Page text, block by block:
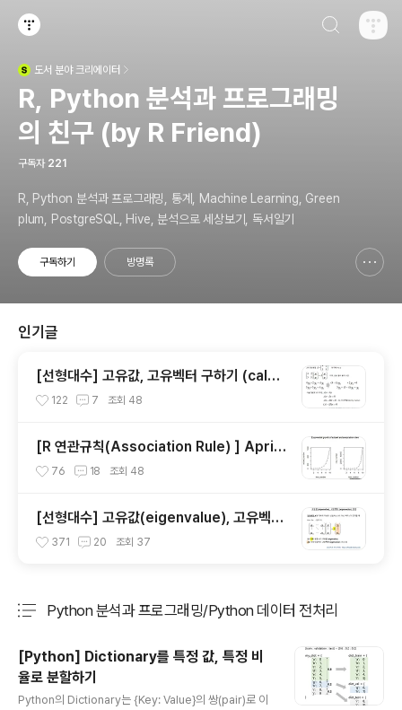
도서 분야 크리에이터
R, Python 분석과 프로그래밍
의 친구 (by R Friend)
구독자 221
R, Python 분석과 프로그래밍, 통계, Machine Learning, Green
plum, PostgreSQL, Hive, 분석으로 세상보기, 독서일기
구독하기 방명록
인기글
[선형대수] 고유값, 고유벡터 구하기 (calcul
ation of eigenvalue and eigenvecto
122 7 조회 48
[R 연관규칙(Association Rule) ] Aprio
ri algorithm
76 18 조회 48
[선형대수] 고유값(eigenvalue), 고유벡터
(eigenvector) 의 정의
371 20 조회 37
Python 분석과 프로그래밍/Python 데이터 전처리
[Python] Dictionary를 특정 값, 특정 비
율로 분할하기
Python의 Dictionary는 {Key: Value}의 쌍(pair)로 이